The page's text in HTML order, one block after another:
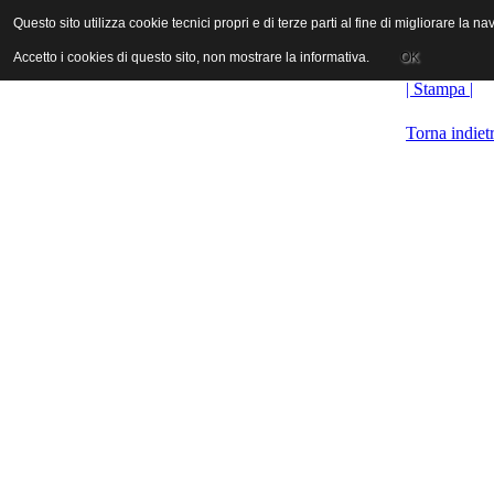
ANICA | Associazione Nazionale Industrie Cinematografiche
| Stampa |
Torna
Questo sito utilizza cookie tecnici propri e di terze parti al fine di migliorare la
Accetto i cookies di questo sito, non mostrare la informativa. OK
Questo sito utilizza cookie tecnici propri e di terze parti al fine di migliorare la
Accetto i cookies di questo sito, non mostrare la informativa. OK